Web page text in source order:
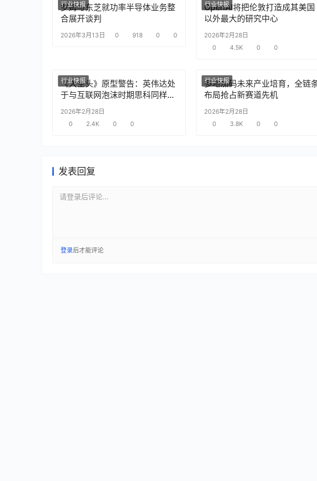
行业快报
罗姆与东芝就功率半导体业务整
合展开谈判
2026年3月13日 0 918 0 0
行业快报
OpenAI将把伦敦打造成其美国
以外最大的研究中心
2026年2月28日
0
4.5K 0 0
行业快报
《大空头》原型警告：英伟达处
于与互联网泡沫时期思科同样的
“危险境地”
2026年2月28日
0
2.4K 0 0
行业快报
多地加码未来产业培育，全链
布局抢占新赛道先机
2026年2月28日
0
3.8K 0 0
发表回复
请登录后评论...
登录后才能评论